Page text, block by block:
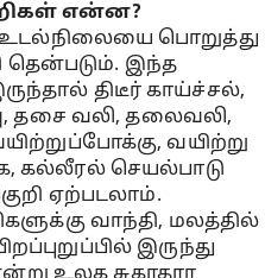
என்ன?
பொறுத்து
தென்படும். இந்த
திடீர் காய்ச்சல்,
தசை வலி, தலைவலி,
வயிற்று
கல்லீரல் செயல்பாடு
ஏற்படலாம்.
வாந்தி, மலத்தில்
இருந்து